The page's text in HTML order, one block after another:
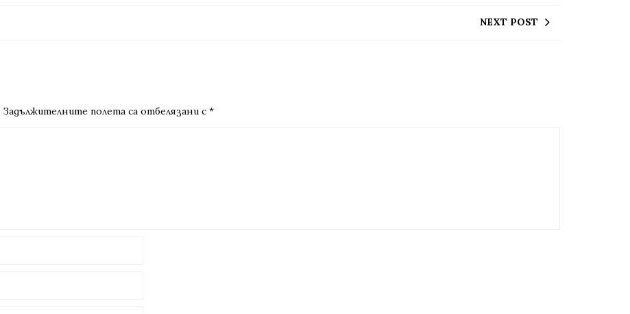
NEXT POST
Задължителните полета са отбелязани с *